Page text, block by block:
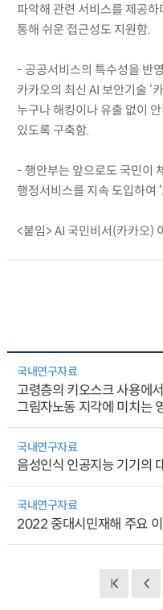
파악해 관련 서비스를 제공
통해 쉬운 접근성도 지원함.
- 공공서비스의 특수성을 반
카카오의 최신 AI 보안기술 ‘
누구나 해킹이나 유출 없이
있도록 구축함.
- 행안부는 앞으로도 국민이
행정서비스를 지속 도입하여
<붙임> AI 국민비서(카카오)
국내연구자료
고령층의 키오스크 사용에
그림자노동 지각에 미치는
국내연구자료
음성인식 인공지능 기기의
국내연구자료
2022 중대시민재해 주요